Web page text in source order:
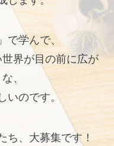
で学んで、
界が目の前に広が
、
いのです。
ち、大募集です！